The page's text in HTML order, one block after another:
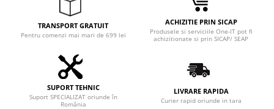
TRANSPORT GRATUIT
Pentru comenzi mai mari de 699 lei
ACHIZITIE PRIN SICAP
Produsele si serviciile One-IT pot fi
achizitionate si prin SICAP/ SEAP
SUPORT TEHNIC
Suport SPECIALIZAT oriunde în
România
LIVRARE RAPIDA
Curier rapid oriunde in tara